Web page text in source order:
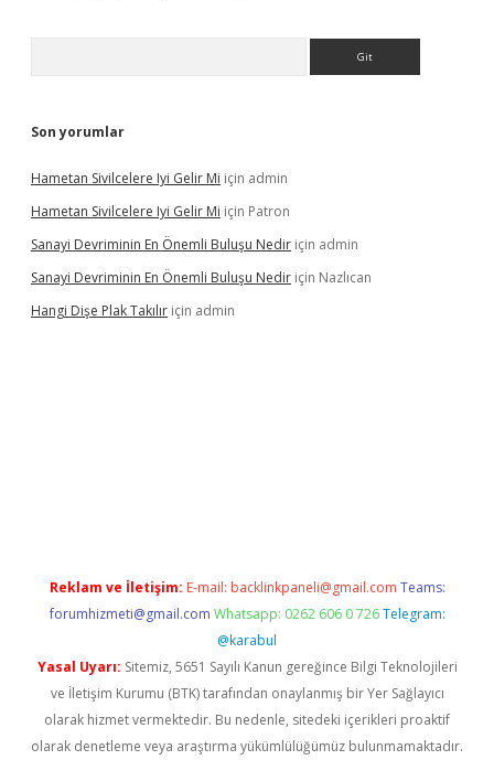
Son yorumlar
Hametan Sivilcelere Iyi Gelir Mi için admin
Hametan Sivilcelere Iyi Gelir Mi için Patron
Sanayi Devriminin En Önemli Buluşu Nedir için admin
Sanayi Devriminin En Önemli Buluşu Nedir için Nazlıcan
Hangi Dişe Plak Takılır için admin
Reklam ve İletişim: E-mail: backlinkpaneli@gmail.com Teams:
forumhizmeti@gmail.com Whatsapp: 0262 606 0 726 Telegram:
@karabul
Yasal Uyarı: Sitemiz, 5651 Sayılı Kanun gereğince Bilgi Teknolojileri
ve İletişim Kurumu (BTK) tarafından onaylanmış bir Yer Sağlayıcı
olarak hizmet vermektedir. Bu nedenle, sitedeki içerikleri proaktif
olarak denetleme veya araştırma yükümlülüğümüz bulunmamaktadır.